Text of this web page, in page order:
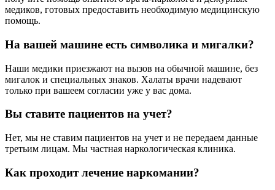
медиков, готовых предоставить необходимую медицинскую
помощь.
На вашей машине есть символика и мигалки?
Наши медики приезжают на вызов на обычной машине, без
мигалок и специальных знаков. Халаты врачи надевают
только при вашеем согласии уже у вас дома.
Вы ставите пациентов на учет?
Нет, мы не ставим пациентов на учет и не передаем данные
третьим лицам. Мы частная наркологическая клиника.
Как проходит лечение наркомании?